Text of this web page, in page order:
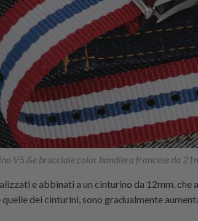
V5 &e bracciale color bandiera francese da
e abbinati a un cinturino da 12mm, che
dei cinturini, sono gradualmente